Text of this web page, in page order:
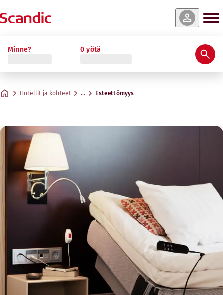
Minne? 0 yötä
Hotellit ja kohteet … Esteettömyys